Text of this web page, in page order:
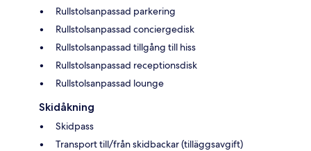
Rullstolsanpassad parkering
Rullstolsanpassad conciergedisk
Rullstolsanpassad tillgång till hiss
Rullstolsanpassad receptionsdisk
Rullstolsanpassad lounge
Skidåkning
Skidpass
Transport till/från skidbackar (tilläggsavgift)